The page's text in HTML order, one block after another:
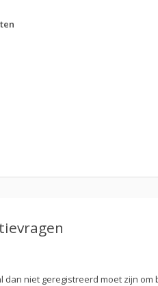
niet geregistreerd moet zijn